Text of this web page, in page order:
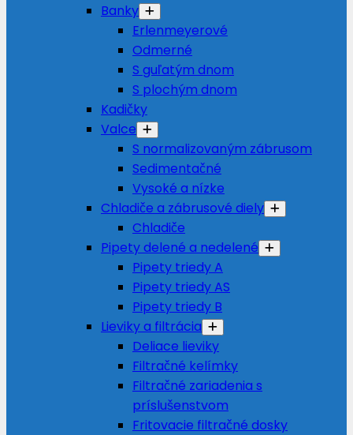
Banky
Erlenmeyerové
Odmerné
S guľatým dnom
S plochým dnom
Kadičky
Valce
S normalizovaným zábrusom
Sedimentačné
Vysoké a nízke
Chladiče a zábrusové diely
Chladiče
Pipety delené a nedelené
Pipety triedy A
Pipety triedy AS
Pipety triedy B
Lieviky a filtrácia
Deliace lieviky
Filtračné kelímky
Filtračné zariadenia s
príslušenstvom
Fritovacie filtračné dosky